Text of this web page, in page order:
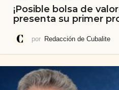
¡Posible bolsa de
presenta su primer
por Redacción de Cubalite